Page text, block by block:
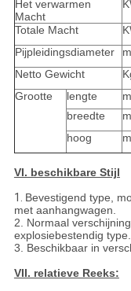
Het verwarmen
Macht
Totale Macht
Pijpleidingsdiameter
Netto Gewicht
Grootte
lengte
breedte
hoog
VI. beschikbare Stijl
1. Bevestigend type,
met aanhangwagen.
2. Normaal
explosiebestendig type.
3. Beschikbaar in
VII. relatieve Reeks: